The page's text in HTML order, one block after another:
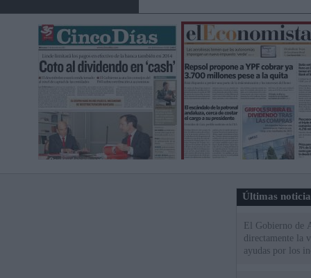
Últimas
El Gobierno de
directamente la
ayudas por los